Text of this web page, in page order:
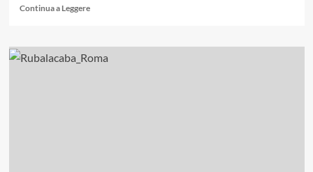
Continua a LeggereLeggi
su
«Voices